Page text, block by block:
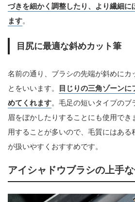
づきを細かく調整したり、より繊細に
ます。
目尻に最適な斜めカット筆
名前の通り、ブラシの先端が斜めにカ
とをいいます。
目じりの三角ゾーン
めてくれます。毛足の短いタイプのブ
眉をぼかしたりすることにも使用でき
用することが多いので、毛質にはある
が扱いやすくおすすめです。
アイシャドウブラシの上手